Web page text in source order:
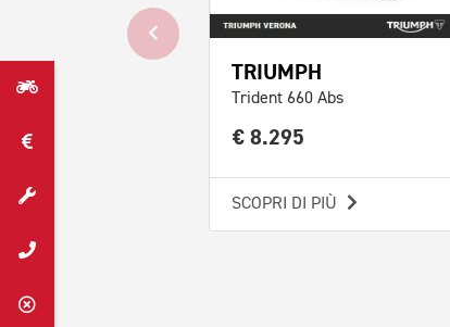
TRIUMPH
Trident 660 Abs
€ 8.295
SCOPRI DI PIÙ